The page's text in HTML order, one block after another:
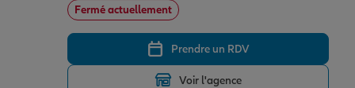
Fermé actuellement
Prendre un RDV
Voir l'agence